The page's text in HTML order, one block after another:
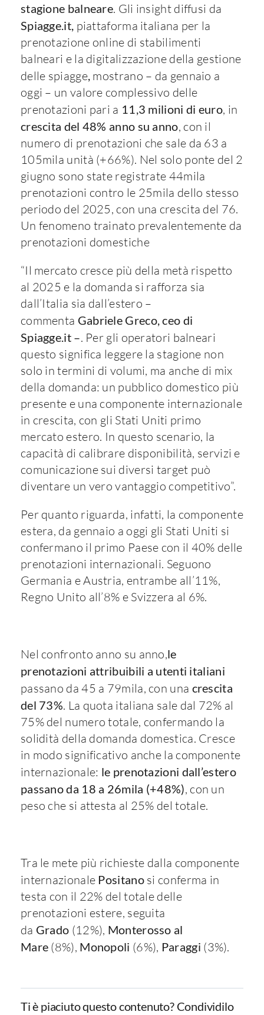
stagione balneare. Gli insight diffusi da
Spiagge.it, piattaforma italiana per la
prenotazione online di stabilimenti
balneari e la digitalizzazione della gestione
delle spiagge, mostrano – da gennaio a
oggi – un valore complessivo delle
prenotazioni pari a 11,3 milioni di euro, in
crescita del 48% anno su anno, con il
numero di prenotazioni che sale da 63 a
105mila unità (+66%). Nel solo ponte del 2
giugno sono state registrate 44mila
prenotazioni contro le 25mila dello stesso
periodo del 2025, con una crescita del 76.
Un fenomeno trainato prevalentemente da
prenotazioni domestiche
“Il mercato cresce più della metà rispetto
al 2025 e la domanda si rafforza sia
dall’Italia sia dall’estero –
commenta Gabriele Greco, ceo di
Spiagge.it –. Per gli operatori balneari
questo significa leggere la stagione non
solo in termini di volumi, ma anche di mix
della domanda: un pubblico domestico più
presente e una componente internazionale
in crescita, con gli Stati Uniti primo
mercato estero. In questo scenario, la
capacità di calibrare disponibilità, servizi e
comunicazione sui diversi target può
diventare un vero vantaggio competitivo”.
Per quanto riguarda, infatti, la componente
estera, da gennaio a oggi gli Stati Uniti si
confermano il primo Paese con il 40% delle
prenotazioni internazionali. Seguono
Germania e Austria, entrambe all’11%,
Regno Unito all’8% e Svizzera al 6%.
Nel confronto anno su anno,le
prenotazioni attribuibili a utenti italiani
passano da 45 a 79mila, con una crescita
del 73%. La quota italiana sale dal 72% al
75% del numero totale, confermando la
solidità della domanda domestica. Cresce
in modo significativo anche la componente
internazionale: le prenotazioni dall’estero
passano da 18 a 26mila (+48%), con un
peso che si attesta al 25% del totale.
Tra le mete più richieste dalla componente
internazionale Positano si conferma in
testa con il 22% del totale delle
prenotazioni estere, seguita
da Grado (12%), Monterosso al
Mare (8%), Monopoli (6%), Paraggi (3%).
Ti è piaciuto questo contenuto? Condividilo